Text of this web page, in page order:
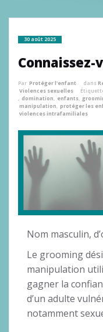
30 août 2025
Connaissez-
Par Protéger l'enfant dans
Violences sexuelles
, domination, enfants,
manipulation, protéger les
violences intrafamiliales
Nom masculin,
Le grooming
manipulation
gagner la
d’un adulte
notamment